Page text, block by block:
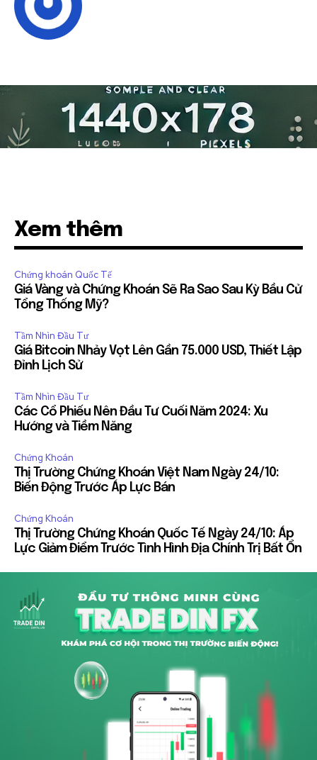
Xem thêm
Chứng khoán Quốc Tế
Giá Vàng và Chứng Khoán Sẽ Ra Sao Sau Kỳ Bầu Cử
Tổng Thống Mỹ?
Tầm Nhìn Đầu Tư
Giá Bitcoin Nhảy Vọt Lên Gần 75.000 USD, Thiết Lập
Đỉnh Lịch Sử
Tầm Nhìn Đầu Tư
Các Cổ Phiếu Nên Đầu Tư Cuối Năm 2024: Xu
Hướng và Tiềm Năng
Chứng Khoán
Thị Trường Chứng Khoán Việt Nam Ngày 24/10:
Biến Động Trước Áp Lực Bán
Chứng Khoán
Thị Trường Chứng Khoán Quốc Tế Ngày 24/10: Áp
Lực Giảm Điểm Trước Tình Hình Địa Chính Trị Bất Ổn